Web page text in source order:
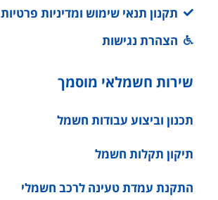
תקנון תנאי שימוש ומדיניות פרטיות
הצהרת נגישות
שירות חשמלאי מוסמך
תכנון וביצוע עבודות חשמל
תיקון תקלות חשמל
התקנת עמדת טעינה לרכב חשמלי